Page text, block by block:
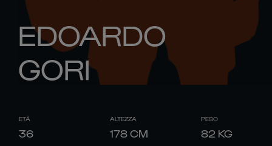
EDOARDO
GORI
ETÀ
36
ALTEZZA
178CM
PESO
82 KG